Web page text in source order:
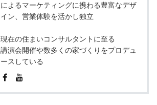
によるマーケティングに携わる豊富なデザ
イン、営業体験を活かし独立
現在の住まいコンサルタントに至る
講演会開催や数多くの家づくりをプロデュ
ースしている